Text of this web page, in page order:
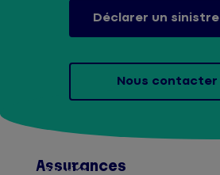
Déclarer un sinistre
Nous contacter
Assurances
Afficher